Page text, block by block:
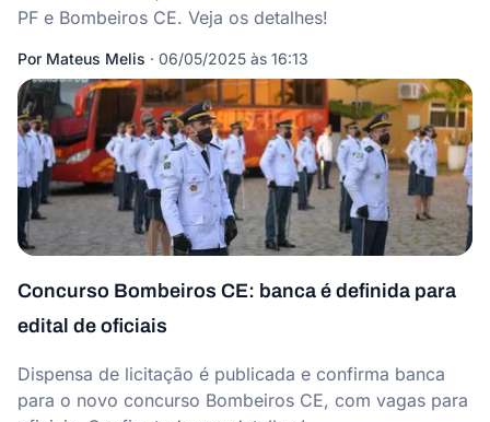
PF e Bombeiros CE. Veja os detalhes!
Por Mateus Melis · 06/05/2025 às 16:13
Concurso Bombeiros CE: banca é definida para
edital de oficiais
Dispensa de licitação é publicada e confirma banca
para o novo concurso Bombeiros CE, com vagas para